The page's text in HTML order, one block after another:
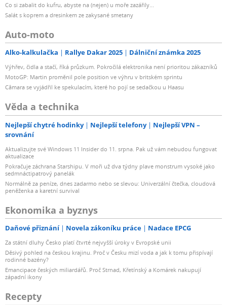
Co si zabalit do kufru, abyste na (nejen) u moře zazářily...
Salát s koprem a dresinkem ze zakysané smetany
Auto-moto
Alko-kalkulačka Rallye Dakar 2025 Dálniční známka 2025
Výhřev, čidla a stačí, říká průzkum. Pokročilá elektronika není prioritou zákazníků
MotoGP: Martin proměnil pole position ve výhru v britském sprintu
Câmara se vyjádřil ke spekulacím, které ho pojí se sedačkou u Haasu
Věda a technika
Nejlepší chytré hodinky Nejlepší telefony
Nejlepší VPN –
srovnání
Aktualizujte své Windows 11 Insider do 11. srpna. Pak už vám nebudou fungovat
aktualizace
Pokračuje záchrana Starshipu. V moři už dva týdny plave monstrum vysoké jako
sedmnáctipatrový panelák
Normálně za peníze, dnes zadarmo nebo se slevou: Univerzální čtečka, cloudová
peněženka a karetní survival
Ekonomika a byznys
Daňové přiznání Novela zákoníku práce Nadace EPCG
Za státní dluhy Česko platí čtvrté nejvyšší úroky v Evropské unii
Děsivý pohled na českou krajinu. Proč v Česku mizí voda a jak k tomu přispívají
rodinné bazény?
Emancipace českých miliardářů. Proč Strnad, Křetínský a Komárek nakupují
západní ikony
Recepty